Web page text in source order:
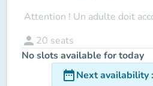
Attention ! Un adulte doit
person 20 seats
No slots available for today
date_rangeNext availability: